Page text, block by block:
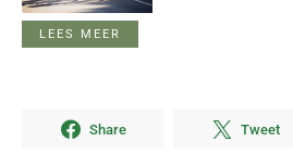
LEES MEER
Share Tweet